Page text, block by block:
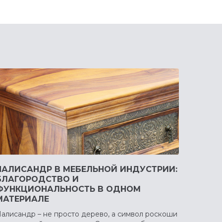
В МЕБЕЛЬНОЙ ИНДУСТРИИ:
И
В ОДНОМ
– не просто дерево, а символ роскоши